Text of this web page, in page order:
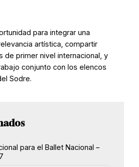
para integrar una
artística, compartir
de primer nivel internacional, y
conjunto con los elencos
Sodre.
para el Ballet Nacional –